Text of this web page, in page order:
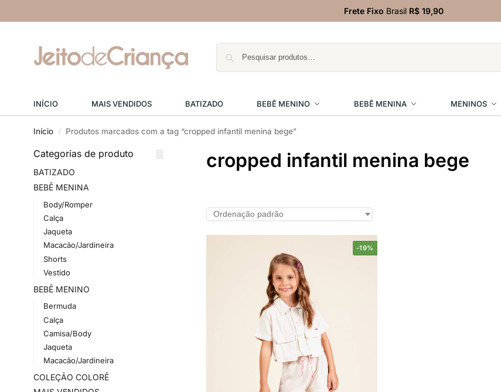
Frete Fixo Brasil R$ 19,90
INÍCIO MAIS VENDIDOS BATIZADO BEBÊ MENINO BEBÊ MENINA MENINOS
Início / Produtos marcados com a tag “cropped infantil menina bege”
cropped infantil menina bege
-19%
Categorias de produto
BATIZADO
BEBÊ MENINA
Body/Romper
Calça
Jaqueta
Macacão/Jardineira
Shorts
Vestido
BEBÊ MENINO
Bermuda
Calça
Camisa/Body
Jaqueta
Macacão/Jardineira
COLEÇÃO COLORÊ